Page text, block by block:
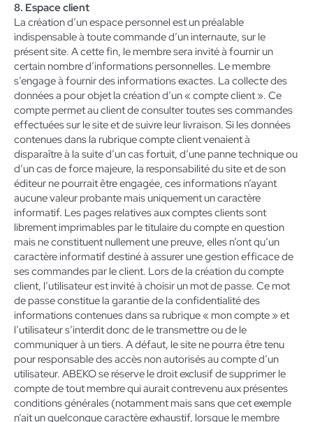
8. Espace client
La création d’un espace personnel est un préalable
indispensable à toute commande d’un internaute, sur le
présent site. A cette fin, le membre sera invité à fournir un
certain nombre d’informations personnelles. Le membre
s’engage à fournir des informations exactes. La collecte des
données a pour objet la création d’un « compte client ». Ce
compte permet au client de consulter toutes ses commandes
effectuées sur le site et de suivre leur livraison. Si les données
contenues dans la rubrique compte client venaient à
disparaître à la suite d’un cas fortuit, d’une panne technique ou
d’un cas de force majeure, la responsabilité du site et de son
éditeur ne pourrait être engagée, ces informations n’ayant
aucune valeur probante mais uniquement un caractère
informatif. Les pages relatives aux comptes clients sont
librement imprimables par le titulaire du compte en question
mais ne constituent nullement une preuve, elles n’ont qu’un
caractère informatif destiné à assurer une gestion efficace de
ses commandes par le client. Lors de la création du compte
client, l’utilisateur est invité à choisir un mot de passe. Ce mot
de passe constitue la garantie de la confidentialité des
informations contenues dans sa rubrique « mon compte » et
l’utilisateur s’interdit donc de le transmettre ou de le
communiquer à un tiers. A défaut, le site ne pourra être tenu
pour responsable des accès non autorisés au compte d’un
utilisateur. ABEKO se réserve le droit exclusif de supprimer le
compte de tout membre qui aurait contrevenu aux présentes
conditions générales (notamment mais sans que cet exemple
n’ait un quelconque caractère exhaustif, lorsque le membre